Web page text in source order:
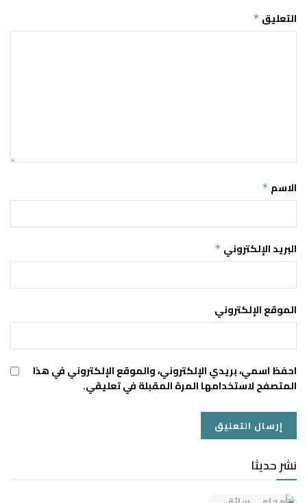
التعليق *
الاسم *
البريد الإلكتروني *
الموقع الإلكتروني
احفظ اسمي، بريدي الإلكتروني، والموقع الإلكتروني في هذا
المتصفح لاستخدامها المرة المقبلة في تعليقي.
نشر حديثا